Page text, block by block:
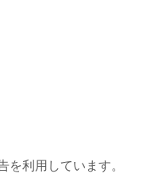
を利用しています。